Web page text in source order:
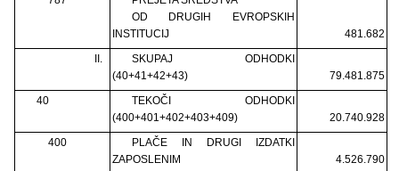
OD DRUGIH EVROPSKIH
INSTITUCIJ
481.682
II.
SKUPAJ ODHODKI
(40+41+42+43)
79.481.875
40
TEKOČI ODHODKI
(400+401+402+403+409)
20.740.928
400
PLAČE IN DRUGI IZDATKI
ZAPOSLENIM
4.526.790